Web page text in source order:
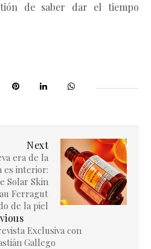
de saber dar el tiempo
Next
era de la
es interior:
Solar Skin
Ferragut
de la piel
Exclusiva con
Gallego